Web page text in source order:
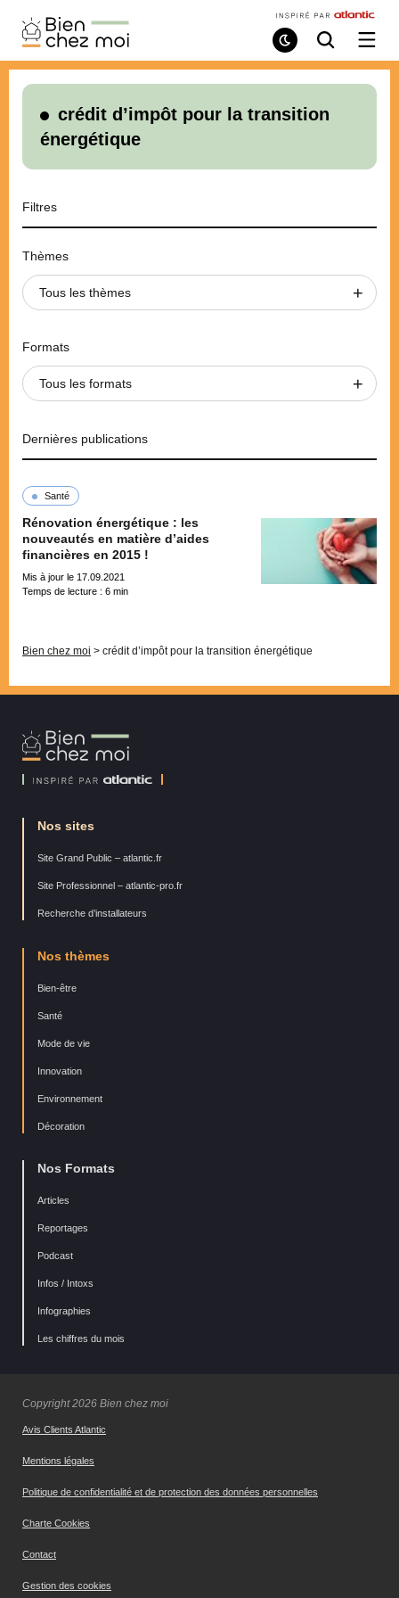
Bien
Chez
Moi
Mode
de
Recherche
/
le
crédit d’impôt pour la transition
énergétique
Filtres
Thèmes
Tous les thèmes
Formats
Tous les formats
Dernières publications
Santé
Rénovation énergétique : les
nouveautés en matière d’aides
financières en 2015 !
Mis à jour le 17.09.2021
Temps de lecture : 6 min
Bien chez moi > crédit d’impôt pour la transition énergétique
Bien
Chez
Nos sites
Site Grand Public – atlantic.fr
Site Professionnel – atlantic-pro.fr
Recherche d’installateurs
Nos thèmes
Bien-être
Santé
Mode de vie
Innovation
Environnement
Décoration
Nos Formats
Articles
Reportages
Podcast
Infos / Intoxs
Infographies
Les chiffres du mois
Copyright 2026 Bien chez moi
Avis Clients Atlantic
Mentions légales
Politique de confidentialité et de protection des données personnelles
Charte Cookies
Contact
Gestion des cookies